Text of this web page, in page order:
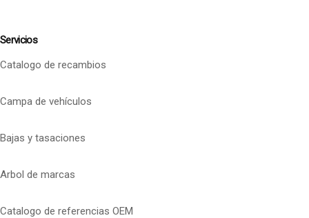
Servicios
Catalogo de recambios
Campa de vehículos
Bajas y tasaciones
Arbol de marcas
Catalogo de referencias OEM